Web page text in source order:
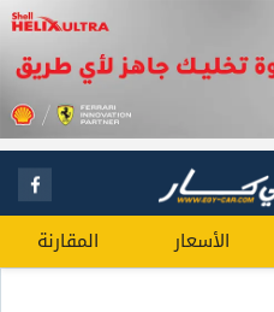
الأسعار المقارنة